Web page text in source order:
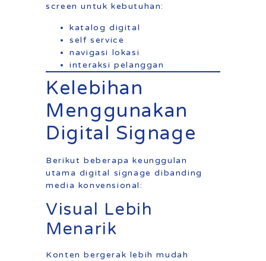
screen untuk kebutuhan:
katalog digital
self service
navigasi lokasi
interaksi pelanggan
Kelebihan
Menggunakan
Digital Signage
Berikut beberapa keunggulan
utama digital signage dibanding
media konvensional:
Visual Lebih
Menarik
Konten bergerak lebih mudah